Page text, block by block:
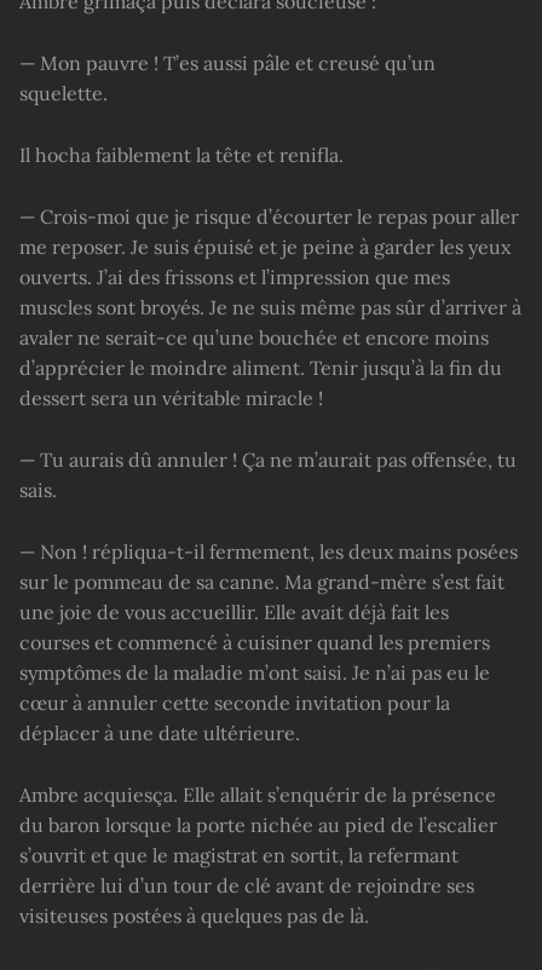
— Mon pauvre ! T’es aussi pâle et creusé qu’un
squelette.
Il hocha faiblement la tête et renifla.
— Crois-moi que je risque d’écourter le repas pour aller
me reposer. Je suis épuisé et je peine à garder les yeux
ouverts. J’ai des frissons et l’impression que mes
muscles sont broyés. Je ne suis même pas sûr d’arriver à
avaler ne serait-ce qu’une bouchée et encore moins
d’apprécier le moindre aliment. Tenir jusqu’à la fin du
dessert sera un véritable miracle !
— Tu aurais dû annuler ! Ça ne m’aurait pas offensée, tu
sais.
— Non ! répliqua-t-il fermement, les deux mains posées
sur le pommeau de sa canne. Ma grand-mère s’est fait
une joie de vous accueillir. Elle avait déjà fait les
courses et commencé à cuisiner quand les premiers
symptômes de la maladie m’ont saisi. Je n’ai pas eu le
cœur à annuler cette seconde invitation pour la
déplacer à une date ultérieure.
Ambre acquiesça. Elle allait s’enquérir de la présence
du baron lorsque la porte nichée au pied de l’escalier
s’ouvrit et que le magistrat en sortit, la refermant
derrière lui d’un tour de clé avant de rejoindre ses
visiteuses postées à quelques pas de là.